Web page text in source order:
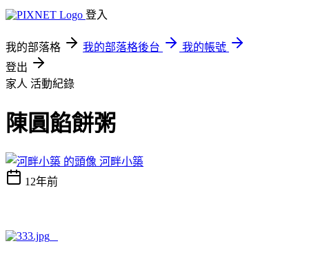
登入
我的部落格 我的部落格後台
我的帳號
登出
家人 活動紀錄
陳圓餡餅粥
河畔小築
12年前